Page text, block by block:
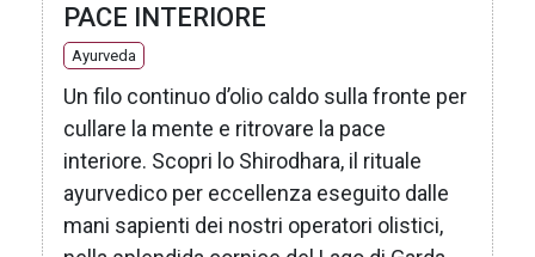
PACE INTERIORE
Ayurveda
Un filo continuo d’olio caldo sulla fronte per
cullare la mente e ritrovare la pace
interiore. Scopri lo Shirodhara, il rituale
ayurvedico per eccellenza eseguito dalle
mani sapienti dei nostri operatori olistici,